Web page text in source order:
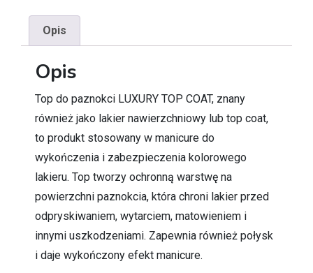
Opis
Opis
Top do paznokci LUXURY TOP COAT, znany
również jako lakier nawierzchniowy lub top coat,
to produkt stosowany w manicure do
wykończenia i zabezpieczenia kolorowego
lakieru. Top tworzy ochronną warstwę na
powierzchni paznokcia, która chroni lakier przed
odpryskiwaniem, wytarciem, matowieniem i
innymi uszkodzeniami. Zapewnia również połysk
i daje wykończony efekt manicure.